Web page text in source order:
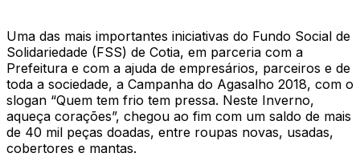
Uma das mais importantes iniciativas do Fundo Social de
Solidariedade (FSS) de Cotia, em parceria com a
Prefeitura e com a ajuda de empresários, parceiros e de
toda a sociedade, a Campanha do Agasalho 2018, com o
slogan “Quem tem frio tem pressa. Neste Inverno,
aqueça corações”, chegou ao fim com um saldo de mais
de 40 mil peças doadas, entre roupas novas, usadas,
cobertores e mantas.